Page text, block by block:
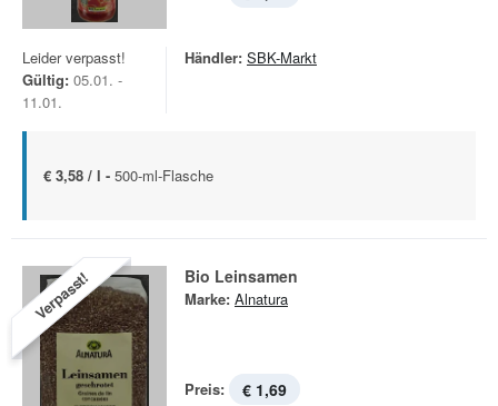
Leider verpasst!
Gültig: 05.01. -
11.01.
Händler: SBK-Markt
€ 3,58 / l - 500-ml-Flasche
Verpasst! Bio Leinsamen
Marke: Alnatura
Preis: € 1,69